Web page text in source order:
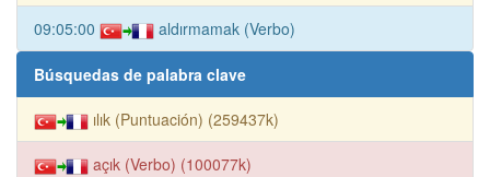
09:05:00 aldırmamak (Verbo)
Búsquedas de palabra clave
ılık (Puntuación) (259437k)
açık (Verbo) (100077k)